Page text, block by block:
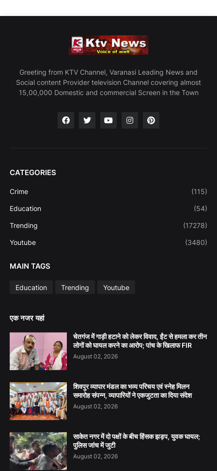
Greeting from KTV Channel, Varanasi Leading News and
Social content Provider television Channel covering almost
15,00,000 Domestic and commercial Screen in the Town
CATEGORIES
Crime (115)
Education (54)
Trending (17278)
Youtube (3480)
MAIN TAGS
Education Trending Youtube
एक नजर यहां
चेतगंज में गाड़ी हटाने को लेकर विवाद, ईंट से हमला कर तीन
लोगों को घायल करने का आरोप; पांच के खिलाफ FIR
August 02, 2026
शिवपुर व्यापार मंडल का भव्य परिचय एवं स्नेह मिलन
समारोह संपन्न, व्यापारियों ने एकजुटता का दिया संदेश
August 02, 2026
साकेत नगर में दो पक्षों के बीच हिंसक झड़प, युवक घायल;
पुलिस जांच में जुटी
August 02, 2026